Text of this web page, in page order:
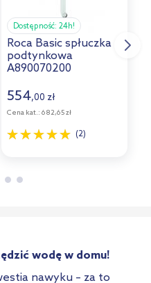
Dostępność: 24h!
Roca Basic spłuczka
podtynkowa
A890070200
554,00 zł
Cena kat.: 682,65 zł
(2)
wodę w domu!
nawyku – za to